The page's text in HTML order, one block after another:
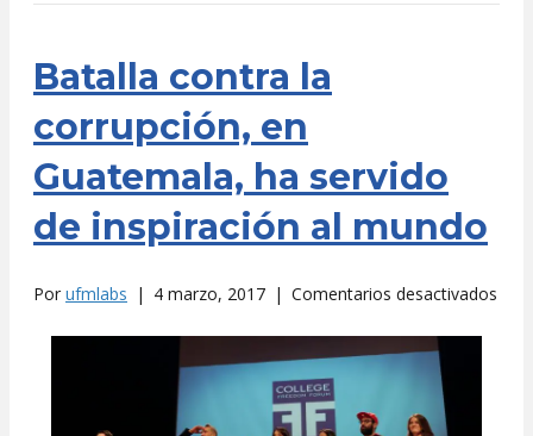
Batalla contra la
corrupción, en
Guatemala, ha servido
de inspiración al mundo
Por ufmlabs | 4 marzo, 2017 | Comentarios desactivados